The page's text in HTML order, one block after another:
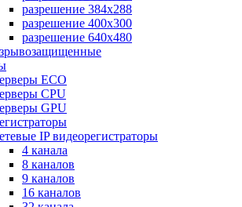
разрешение 384х288
разрешение 400x300
разрешение 640х480
ECO
CPU
GPU
IP видеорегистраторы
4 канала
8 каналов
9 каналов
16 каналов